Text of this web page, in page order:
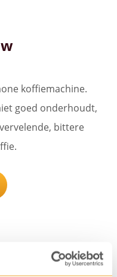
koffiemachine.
goed onderhoudt,
bittere